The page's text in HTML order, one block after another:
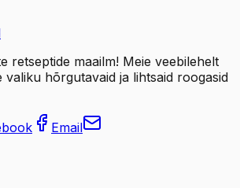
retseptide maailm! Meie veebilehelt
valiku hõrgutavaid ja lihtsaid roogasid
Email